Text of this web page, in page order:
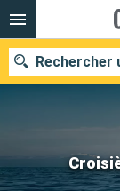
Rechercher
Nos